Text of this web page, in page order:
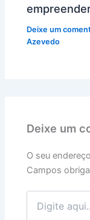
Deixe um
Azevedo
Deixe um
O seu
Campos
Digite
aqui...